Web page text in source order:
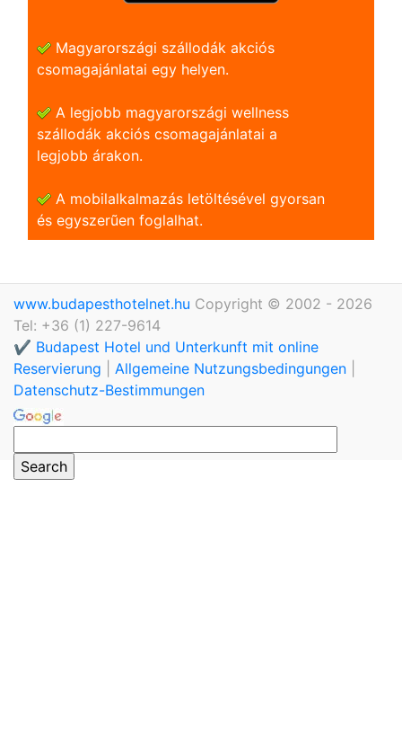
Magyarországi szállodák akciós
csomagajánlatai egy helyen.
A legjobb magyarországi wellness
szállodák akciós csomagajánlatai a
legjobb árakon.
A mobilalkalmazás letöltésével gyorsan
és egyszerũen foglalhat.
www.budapesthotelnet.hu Copyright © 2002 - 2026
Tel: +36 (1) 227-9614
✔️ Budapest Hotel und Unterkunft mit online
Reservierung
Allgemeine Nutzungsbedingungen
Datenschutz-Bestimmungen